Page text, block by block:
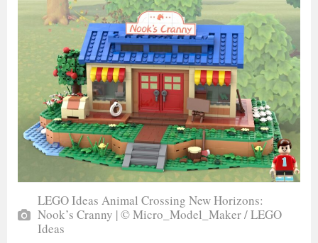
LEGO Ideas Animal Crossing New Horizons:
Nook’s Cranny | © Micro_Model_Maker / LEGO
Ideas